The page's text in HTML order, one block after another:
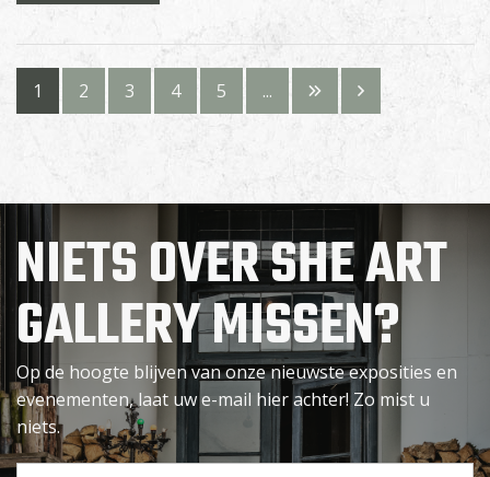
1 2 3 4 5 ...
NIETS OVER SHE ART
GALLERY MISSEN?
Op de hoogte blijven van onze nieuwste exposities en
evenementen, laat uw e-mail hier achter! Zo mist u
niets.